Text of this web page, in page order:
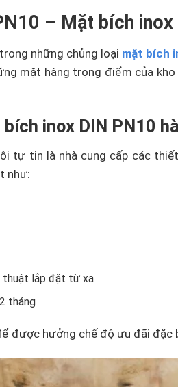
– Mặt bích
những chủng loại mặt bích
mặt hàng trọng điểm của
inox DIN PN10
tự tin là nhà cung cấp các
như:
thuật lắp đặt từ xa
tháng
được hưởng chế độ ưu đãi đặc